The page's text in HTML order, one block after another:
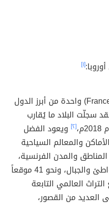
[١]
(بالإنجليزية: France) واحدة من أبرز الدول
سجلّت البلاد ما يُقارب
[٢]
ويعود الفضل
والمعالم السياحية
والمدن الفرنسية،
ومنها المناظر الطبيعيّة كالشواطئ والجبال، ونحو 41 موقعاً
العالمي التابعة
العديد من القصور،